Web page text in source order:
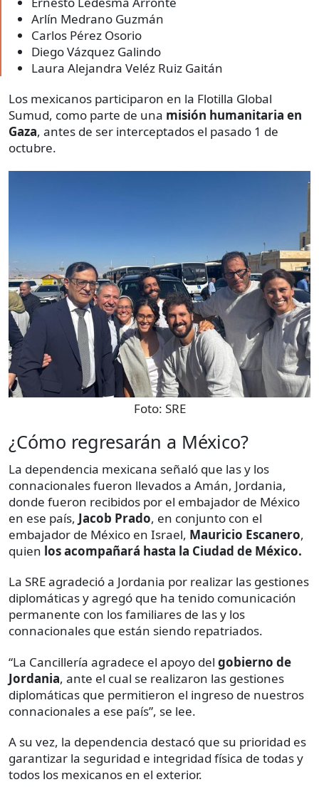
Arlín Medrano Guzmán
Carlos Pérez Osorio
Diego Vázquez Galindo
Laura Alejandra Veléz Ruiz Gaitán
Los mexicanos participaron en la Flotilla Global
Sumud, como parte de una misión humanitaria en
Gaza, antes de ser interceptados el pasado 1 de
octubre.
Foto: SRE
¿Cómo regresarán a México?
La dependencia mexicana señaló que las y los
connacionales fueron llevados a Amán, Jordania,
donde fueron recibidos por el embajador de México
en ese país, Jacob Prado, en conjunto con el
embajador de México en Israel, Mauricio Escanero,
quien los acompañará hasta la Ciudad de México.
La SRE agradeció a Jordania por realizar las gestiones
diplomáticas y agregó que ha tenido comunicación
permanente con los familiares de las y los
connacionales que están siendo repatriados.
“La Cancillería agradece el apoyo del gobierno de
Jordania, ante el cual se realizaron las gestiones
diplomáticas que permitieron el ingreso de nuestros
connacionales a ese país”, se lee.
A su vez, la dependencia destacó que su prioridad es
garantizar la seguridad e integridad física de todas y
todos los mexicanos en el exterior.